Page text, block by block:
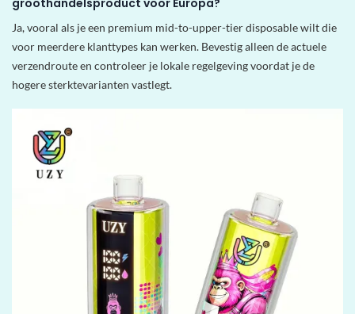
groothandelsproduct voor Europa?
Ja, vooral als je een premium mid-to-upper-tier disposable wilt die
voor meerdere klanttypes kan werken. Bevestig alleen de actuele
verzendroute en controleer je lokale regelgeving voordat je de
hogere sterktevarianten vastlegt.